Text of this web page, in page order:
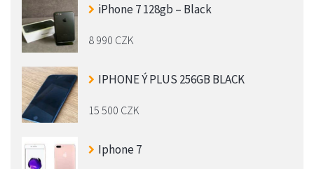
iPhone 7 128gb – Black
8 990 CZK
IPHONE Ý PLUS 256GB BLACK
15 500 CZK
Iphone 7